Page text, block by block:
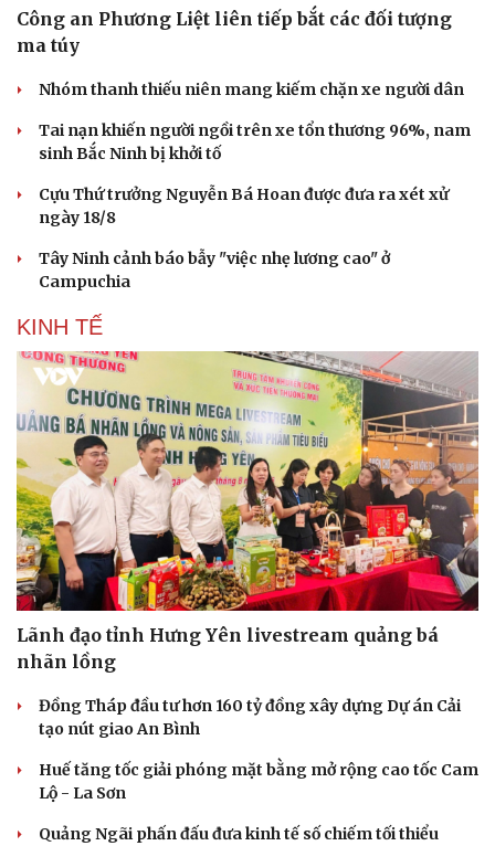
Du lịch
Tư vấn
Săn Tour
check-in
Câu chuyện thời sự
Đọc truyện đêm khuya
Cửa sổ tình yêu
Công an Phương Liệt liên tiếp bắt các đối tượng
ma túy
Nhóm thanh thiếu niên mang kiếm chặn xe người dân
Tai nạn khiến người ngồi trên xe tổn thương 96%, nam
sinh Bắc Ninh bị khởi tố
Cựu Thứ trưởng Nguyễn Bá Hoan được đưa ra xét xử
ngày 18/8
Tây Ninh cảnh báo bẫy "việc nhẹ lương cao" ở
Campuchia
KINH TẾ
Lãnh đạo tỉnh Hưng Yên livestream quảng bá
nhãn lồng
Đồng Tháp đầu tư hơn 160 tỷ đồng xây dựng Dự án Cải
tạo nút giao An Bình
Huế tăng tốc giải phóng mặt bằng mở rộng cao tốc Cam
Lộ - La Sơn
Quảng Ngãi phấn đấu đưa kinh tế số chiếm tối thiểu